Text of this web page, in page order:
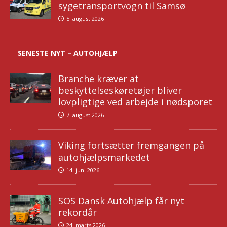
sygetransportvogn til Samsø
5. august 2026
SENESTE NYT – AUTOHJÆLP
Branche kræver at
beskyttelseskøretøjer bliver
lovpligtige ved arbejde i nødsporet
7. august 2026
Viking fortsætter fremgangen på
autohjælpsmarkedet
14. juni 2026
SOS Dansk Autohjælp får nyt
rekordår
24. marts 2026